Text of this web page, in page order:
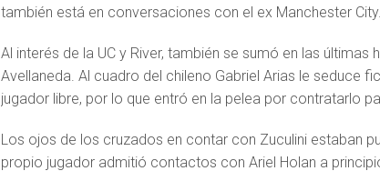
también está en conversaciones con el ex Manchester City.
Al interés de la UC y River, también se sumó en las últimas
Avellaneda. Al cuadro del chileno Gabriel Arias le seduce
jugador libre, por lo que entró en la pelea por contratarlo
Los ojos de los cruzados en contar con Zuculini estaban
propio jugador admitió contactos con Ariel Holan a